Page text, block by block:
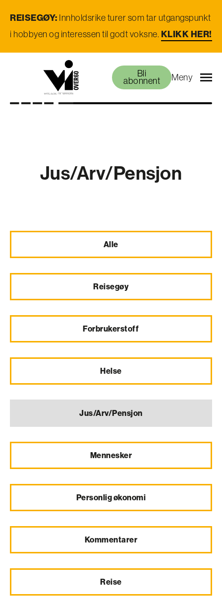
REISEGØY: Innholdsrike turer som tar utgangspunkt
i hobbyen og interessen til godt voksne. KLIKK HER!
Bli
abonnent Meny
Jus/Arv/Pensjon
Alle
Reisegøy
Forbrukerstoff
Helse
Jus/Arv/Pensjon
Mennesker
Personlig økonomi
Kommentarer
Reise